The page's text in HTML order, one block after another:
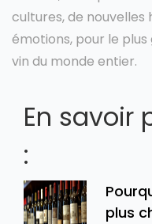
cultures, de nouvelles
émotions, pour le
vin du monde entier.
En savoir
:
plus